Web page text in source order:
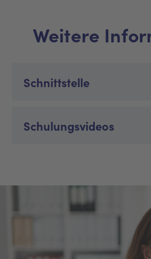
Weitere
Schnittstelle
Schulungsvideos